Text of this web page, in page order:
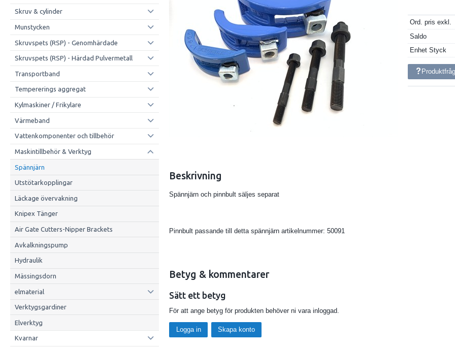
Skruv & cylinder
Munstycken
Skruvspets (RSP) - Genomhärdade
Skruvspets (RSP) - Härdad Pulvermetall
Transportband
Tempererings aggregat
Kylmaskiner / Frikylare
Värmeband
Vattenkomponenter och tillbehör
Maskintillbehör & Verktyg
Spännjärn
Utstötarkopplingar
Läckage övervakning
Knipex Tänger
Air Gate Cutters-Nipper Brackets
Avkalkningspump
Hydraulik
Mässingsdorn
elmaterial
Verktygsgardiner
Elverktyg
Kvarnar
Ord. pris exkl.
Saldo
EnhetStyck
Beskrivning
Spännjärn och pinnbult säljes separat
Pinnbult passande till detta spännjärn artikelnummer: 50091
Betyg & kommentarer
Sätt ett betyg
För att ange betyg för produkten behöver ni vara inloggad.
Logga in Skapa konto